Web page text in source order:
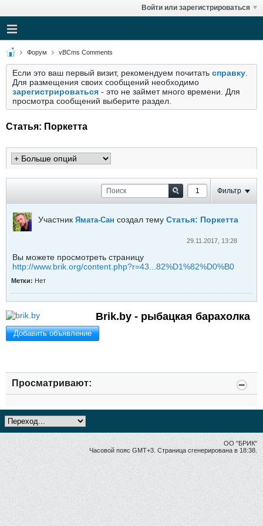
Войти или зарегистрироваться
Форум vBCms Comments
Если это ваш первый визит, рекомендуем почитать справку
Для размещения своих сообщений необходимо
зарегистрироваться - это не займет много времени. Для
просмотра сообщений выберите раздел.
Статья: Поркетта
Фильтр
Участник Ямата-Сан создал тему Статья: Поркетта
29.11.2017, 13:28
Вы можете просмотреть страницу
http://www.brik.org/content.php?r=43...82%D1%82%D0%B0
Метки: Нет
Brik.by - рыбацкая барахолка
Добавить объявление
Просматривают:
ОО "БРИК"
Часовой пояс GMT+3. Страница сгенерирована в 18:38.